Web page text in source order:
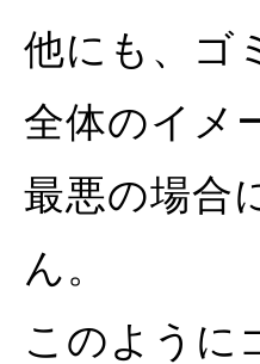
他にも、ゴ
全体のイメ
最悪の場合
ん。
このように